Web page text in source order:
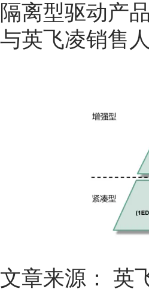
隔离型驱动产
与英飞凌销售
文章来源： 英